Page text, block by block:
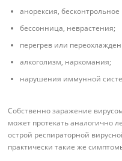
анорексия, бесконтрольное
бессонница, неврастения;
перегрев или
алкоголизм, наркомания;
нарушения иммунной
Собственно заражение
может протекать аналогично
острой респираторной
практически такие же